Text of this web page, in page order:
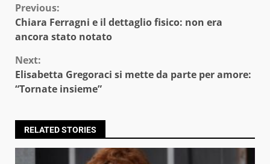
Continue
Reading
Previous:
Chiara Ferragni e il dettaglio fisico: non era
ancora stato notato
Next:
Elisabetta Gregoraci si mette da parte per amore:
“Tornate insieme”
RELATED STORIES